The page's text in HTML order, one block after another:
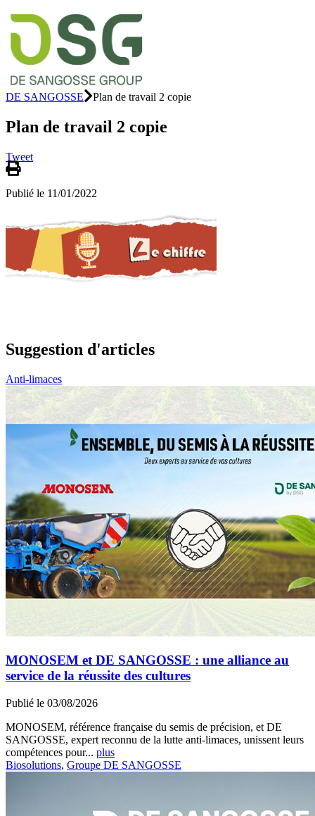
DE SANGOSSE Plan de travail 2 copie
Plan de travail 2 copie
Tweet
Publié le 11/01/2022
Suggestion d'articles
Anti-limaces
MONOSEM et DE SANGOSSE : une alliance au
service de la réussite des cultures
Publié le 03/08/2026
MONOSEM, référence française du semis de précision, et DE
SANGOSSE, expert reconnu de la lutte anti-limaces, unissent leurs
compétences pour... plus
Biosolutions, Groupe DE SANGOSSE